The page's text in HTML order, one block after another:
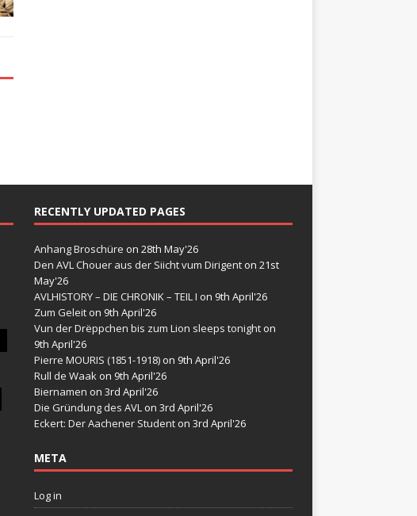
RECENTLY UPDATED PAGES
Anhang Broschüre on 28th May'26
Den AVL Chouer aus der Siicht vum Dirigenton 21st
May'26
AVLHISTORY – DIE CHRONIK – TEIL I on 9th April'26
Zum Geleiton 9th April'26
Vun der Drëppchen bis zum Lion sleeps tonighton
9th April'26
Pierre MOURIS (1851-1918)on 9th April'26
Rull de Waakon 9th April'26
Biernamen on 3rd April'26
Die Gründung des AVLon 3rd April'26
Eckert: Der Aachener Studenton 3rd April'26
META
Log in